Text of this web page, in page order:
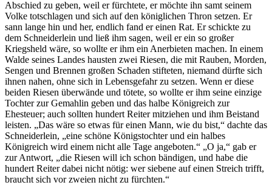
Abschied zu geben, weil er fürchtete, er möchte ihn samt seinem
Volke totschlagen und sich auf den königlichen Thron setzen. Er
sann lange hin und her, endlich fand er einen Rat. Er schickte zu
dem Schneiderlein und ließ ihm sagen, weil er ein so großer
Kriegsheld wäre, so wollte er ihm ein Anerbieten machen. In einem
Walde seines Landes hausten zwei Riesen, die mit Rauben, Morden,
Sengen und Brennen großen Schaden stifteten, niemand dürfte sich
ihnen nahen, ohne sich in Lebensgefahr zu setzen. Wenn er diese
beiden Riesen überwände und tötete, so wollte er ihm seine einzige
Tochter zur Gemahlin geben und das halbe Königreich zur
Ehesteuer; auch sollten hundert Reiter mitziehen und ihm Beistand
leisten. „Das wäre so etwas für einen Mann, wie du bist,“ dachte das
Schneiderlein, „eine schöne Königstochter und ein halbes
Königreich wird einem nicht alle Tage angeboten.“ „O ja,“ gab er
zur Antwort, „die Riesen will ich schon bändigen, und habe die
hundert Reiter dabei nicht nötig: wer siebene auf einen Streich trifft,
braucht sich vor zweien nicht zu fürchten.“